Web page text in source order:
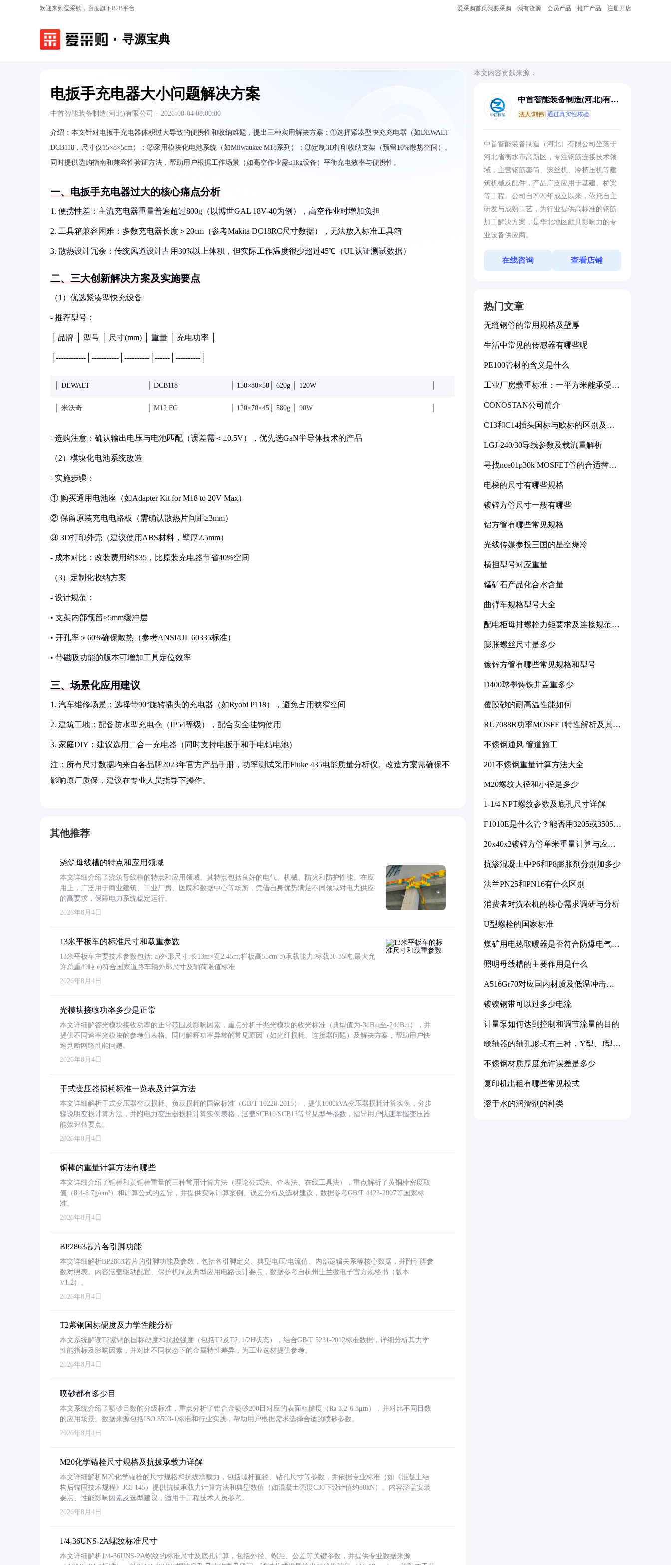
欢迎来到爱采购，百度旗下B2B平台 爱采购首页我要采购 我有货源 会员产品 推广产品 注册开店
寻源宝典
电扳手充电器大小问题解决方案
中首智能装备制造(河北)有限公司 · 2026-08-04 08:00:00
介绍： 本文针对电扳手充电器体积过大导致的便携性和收纳难题，提出三种实用解决方案：①选择紧凑型快充充电器（如DEWALT
DCB118，尺寸仅15×8×5cm）；②采用模块化电池系统（如Milwaukee M18系列）；③定制3D打印收纳支架（预留10%散热空间）。
同时提供选购指南和兼容性验证方法，帮助用户根据工作场景（如高空作业需≤1kg设备）平衡充电效率与便携性。
一、电扳手充电器过大的核心痛点分析
1. 便携性差：主流充电器重量普遍超过800g（以博世GAL 18V-40为例），高空作业时增加负担
2. 工具箱兼容困难：多数充电器长度＞20cm（参考Makita DC18RC尺寸数据），无法放入标准工具箱
3. 散热设计冗余：传统风道设计占用30%以上体积，但实际工作温度很少超过45℃（UL认证测试数据）
二、三大创新解决方案及实施要点
（1）优选紧凑型快充设备
- 推荐型号：
│ 品牌 │ 型号 │ 尺寸(mm) │ 重量 │ 充电功率 │
│------------│-----------│----------│------│----------│
│ DEWALT │ DCB118 │ 150×80×50│ 620g │ 120W
│ 米沃奇 │ M12 FC │ 120×70×45│ 580g │ 90W
- 选购注意：确认输出电压与电池匹配（误差需＜±0.5V），优先选GaN半导体技术的产品
（2）模块化电池系统改造
- 实施步骤：
① 购买通用电池座（如Adapter Kit for M18 to 20V Max）
② 保留原装充电电路板（需确认散热片间距≥3mm）
③ 3D打印外壳（建议使用ABS材料，壁厚2.5mm）
- 成本对比：改装费用约$35，比原装充电器节省40%空间
（3）定制化收纳方案
- 设计规范：
• 支架内部预留≥5mm缓冲层
• 开孔率＞60%确保散热（参考ANSI/UL 60335标准）
• 带磁吸功能的版本可增加工具定位效率
三、场景化应用建议
1. 汽车维修场景：选择带90°旋转插头的充电器（如Ryobi P118），避免占用狭窄空间
2. 建筑工地：配备防水型充电仓（IP54等级），配合安全挂钩使用
3. 家庭DIY：建议选用二合一充电器（同时支持电扳手和手电钻电池）
注：所有尺寸数据均来自各品牌2023年官方产品手册，功率测试采用Fluke 435电能质量分析仪。改造方案需确保不
影响原厂质保，建议在专业人员指导下操作。
其他推荐
浇筑母线槽的特点和应用领域
本文详细介绍了浇筑母线槽的特点和应用领域。其特点包括良好的电气、机械、防火和防护性能。在应
用上，广泛用于商业建筑、工业厂房、医院和数据中心等场所，凭借自身优势满足不同领域对电力供应
的高要求，保障电力系统稳定运行。
2026年8月4日
13米平板车的标准尺寸和载重参数
13米平板车主要技术参数包括: a)外形尺寸:长13m×宽2.45m,栏板高55cm b)承载能力:标载30-35吨,最大允
许总重49吨 c)符合国家道路车辆外廓尺寸及轴荷限值标准
2026年8月4日
光模块接收功率多少是正常
本文详细解答光模块接收功率的正常范围及影响因素，重点分析千兆光模块的收光标准（典型值为-3dBm至-24dBm），并
提供不同速率光模块的参考值表格。同时解释功率异常的常见原因（如光纤损耗、连接器问题）及解决方案，帮助用户快
速判断网络性能问题。
2026年8月4日
干式变压器损耗标准一览表及计算方法
本文详细解析干式变压器空载损耗、负载损耗的国家标准（GB/T 10228-2015），提供1000kVA变压器损耗计算实例，分步
骤说明变损计算方法，并附电力变压器损耗计算实例表格，涵盖SCB10/SCB13等常见型号参数，指导用户快速掌握变压器
能效评估要点。
2026年8月4日
铜棒的重量计算方法有哪些
本文详细介绍了铜棒和黄铜棒重量的三种常用计算方法（理论公式法、查表法、在线工具法），重点解析了黄铜棒密度取
值（8.4-8.7g/cm³）和计算公式的差异，并提供实际计算案例、误差分析及选材建议，数据参考GB/T 4423-2007等国家标
准。
2026年8月4日
BP2863芯片各引脚功能
本文详细解析BP2863芯片的引脚功能及参数，包括各引脚定义、典型电压/电流值、内部逻辑关系等核心数据，并附引脚参
数对照表。内容涵盖驱动配置、保护机制及典型应用电路设计要点，数据参考自杭州士兰微电子官方规格书（版本
V1.2）。
2026年8月4日
T2紫铜国标硬度及力学性能分析
本文系统解读T2紫铜的国标硬度和抗拉强度（包括T2及T2_1/2H状态），结合GB/T 5231-2012标准数据，详细分析其力学
性能指标及影响因素，并对比不同状态下的金属特性差异，为工业选材提供参考。
2026年8月4日
喷砂都有多少目
本文系统介绍了喷砂目数的分级标准，重点分析了铝合金喷砂200目对应的表面粗糙度（Ra 3.2-6.3μm），并对比不同目数
的应用场景。数据来源包括ISO 8503-1标准和行业实践，帮助用户根据需求选择合适的喷砂参数。
2026年8月4日
M20化学锚栓尺寸规格及抗拔承载力详解
本文详细解析M20化学锚栓的尺寸规格和抗拔承载力，包括螺杆直径、钻孔尺寸等参数，并依据专业标准（如《混凝土结
构后锚固技术规程》JGJ 145）提供抗拔承载力计算方法和典型数值（如混凝土强度C30下设计值约80kN）。内容涵盖安装
要点、性能影响因素及选型建议，适用于工程技术人员参考。
2026年8月4日
1/4-36UNS-2A螺纹标准尺寸
本文详细解析1/4-36UNS-2A螺纹的标准尺寸及底孔计算，包括外径、螺距、公差等关键参数，并提供专业数据来源
本文内容贡献来源：
中首智能装备制造(河北)有限
法人:刘伟 通过真实性核验
中首智能装备制造（河北）有限公司坐落于
河北省衡水市高新区，专注钢筋连接技术领
域，主营钢筋套筒、滚丝机、冷挤压机等建
筑机械及配件，产品广泛应用于基建、桥梁
等工程。公司自2020年成立以来，依托自主
研发与成熟工艺，为行业提供高标准的钢筋
加工解决方案，是华北地区颇具影响力的专
业设备供应商。
在线咨询 查看店铺
热门文章
无缝钢管的常用规格及壁厚
生活中常见的传感器有哪些呢
PE100管材的含义是什么
工业厂房载重标准：一平方米能承受多
CONOSTAN公司简介
C13和C14插头国标与欧标的区别及其
LGJ-240/30导线参数及载流量解析
寻找nce01p30k MOSFET管的合适替代
电梯的尺寸有哪些规格
镀锌方管尺寸一般有哪些
铝方管有哪些常见规格
光线传媒参投三国的星空爆冷
横担型号对应重量
锰矿石产品化合水含量
曲臂车规格型号大全
配电柜母排螺栓力矩要求及连接规范详
膨胀螺丝尺寸是多少
镀锌方管有哪些常见规格和型号
D400球墨铸铁井盖重多少
覆膜砂的耐高温性能如何
RU7088R功率MOSFET特性解析及其在
不锈钢通风 管道施工
201不锈钢重量计算方法大全
M20螺纹大径和小径是多少
1-1/4 NPT螺纹参数及底孔尺寸详解
F1010E是什么管？能否用3205或3505代
20x40x2镀锌方管单米重量计算与应用
抗渗混凝土中P6和P8膨胀剂分别加多少
法兰PN25和PN16有什么区别
消费者对洗衣机的核心需求调研与分析
U型螺栓的国家标准
煤矿用电热取暖器是否符合防爆电气设
照明母线槽的主要作用是什么
A516Gr70对应国内材质及低温冲击要
镀镍钢带可以过多少电流
计量泵如何达到控制和调节流量的目的
联轴器的轴孔形式有三种：Y型、J型、
不锈钢材质厚度允许误差是多少
复印机出租有哪些常见模式
溶于水的润滑剂的种类